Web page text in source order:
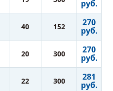
руб.
40 152 270
руб.
20 300 270
руб.
22 300 281
руб.